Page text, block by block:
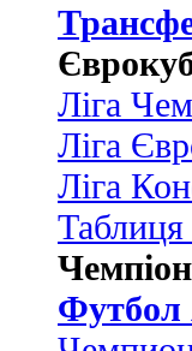
Ліга
Ліга
Ліга
Футбол